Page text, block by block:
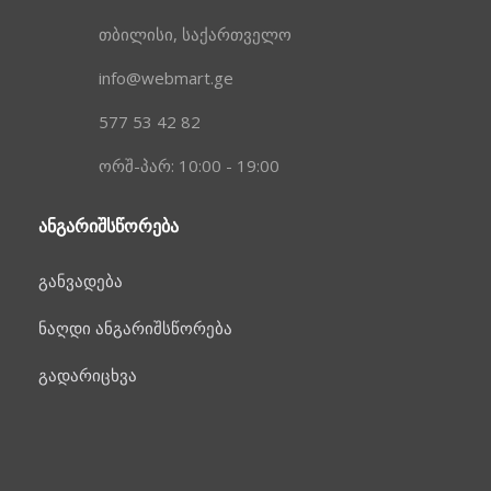
თბილისი, საქართველო
info@webmart.ge
577 53 42 82
ორშ-პარ: 10:00 - 19:00
ᲐᲜᲒᲐᲠᲘᲨᲡᲬᲝᲠᲔᲑᲐ
განვადება
ნაღდი ანგარიშსწორება
გადარიცხვა